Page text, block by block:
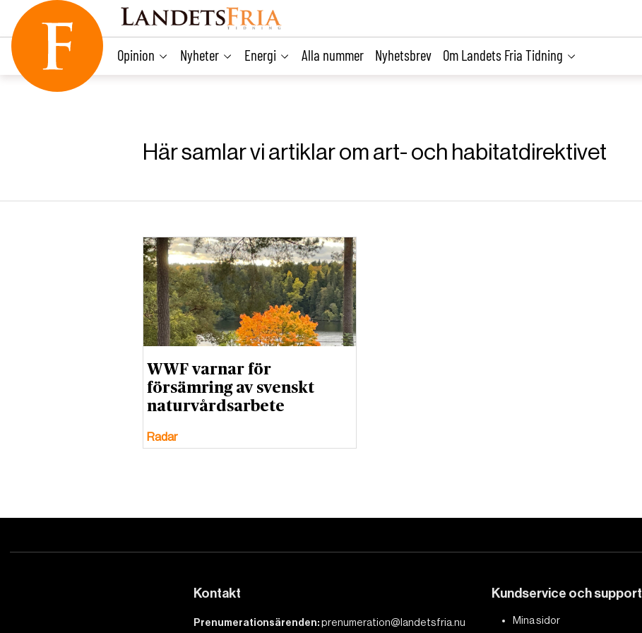
content
Opinion Nyheter Energi Alla nummer Nyhetsbrev Om Landets Fria Tidning
Här samlar vi artiklar om art- och habitatdirektivet
WWF varnar för
försämring av svenskt
naturvårdsarbete
Radar
Kontakt
Prenumerationsärenden:prenumeration@landetsfria.nu
Kundservice och support
Mina sidor